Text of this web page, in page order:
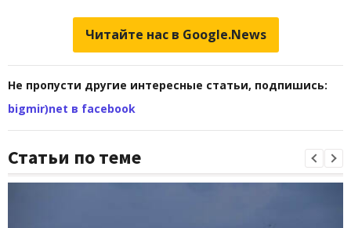
Читайте нас в Google.News
Не пропусти другие интересные статьи, подпишись:
bigmir)net в facebook
Статьи по теме